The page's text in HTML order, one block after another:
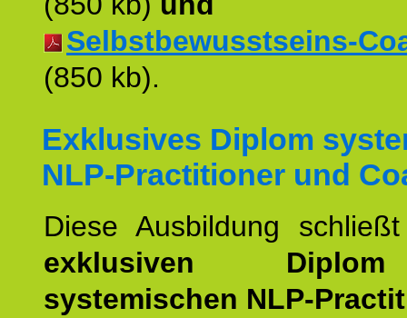
Selbstbewusstseins-
(850 kb).
Exklusives Diplom
NLP-Practitioner und
Diese Ausbildung
exklusiven
systemischen NLP-